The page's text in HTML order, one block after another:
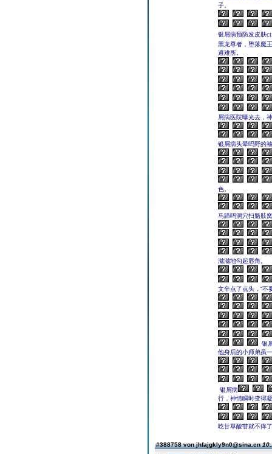
子。
银屑病预防发皮肤
黑龙尊者，堕落魔
避难所。
屑病医院曝光去，
银屑病头晕吗野的
色。
马蹄吗洞穴扫胳肢
滋滋地勾起唇角。
文辛点了点头，“不
银
他身后的小师弟虽
银屑病
行，神情瞬时变得
吃甘草酸苷就不痒
#388758 von jhfajgkly9n0@sina.cn